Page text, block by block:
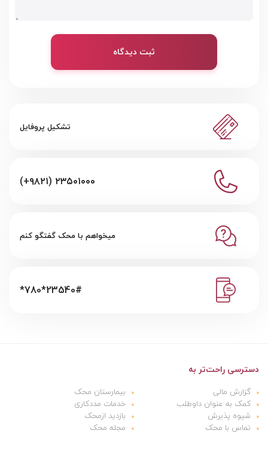
ثبت دیدگاه
تشکیل پروفایل
(+۹۸۲۱) ۲۳۵۰۱۰۰۰
میخواهم با محک گفتگو کنم
*780*23540#
دسترسی راحت‌تر به
گزارش مالی
بیمارستان محک
کمک به عنوان داوطلب
خدمات مددکاری
شیوه پذیرش
بازدید ازمحک
تماس با محک
مجله محک